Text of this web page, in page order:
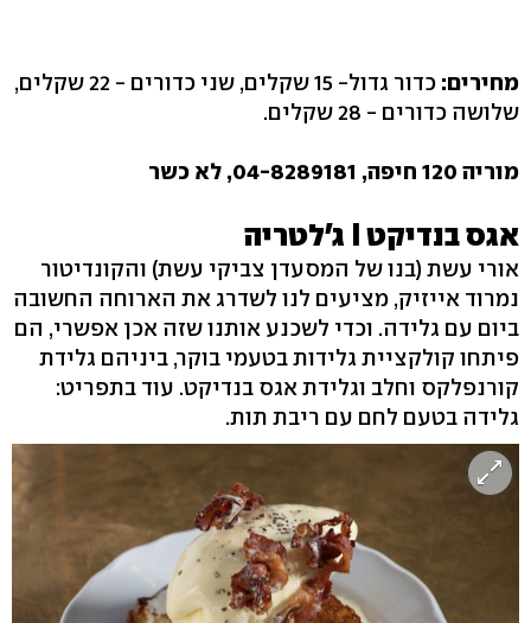
מחירים:
כדור גדול- 15 שקלים, שני כדורים - 22 שקלים,
שלושה כדורים - 28 שקלים.
מוריה 120 חיפה, 04-8289181, לא כשר
אגס בנדיקט I ג'לטריה
אורי עשת (בנו של המסעדן צביקי עשת) והקונדיטור
נמרוד אייזיק, מציעים לנו לשדרג את הארוחה החשובה
ביום עם גלידה. וכדי לשכנע אותנו שזה אכן אפשרי, הם
פיתחו קולקציית גלידות בטעמי בוקר, ביניהם גלידת
קורנפלקס וחלב וגלידת אגס בנדיקט. עוד בתפריט:
גלידה בטעם לחם עם ריבת תות.